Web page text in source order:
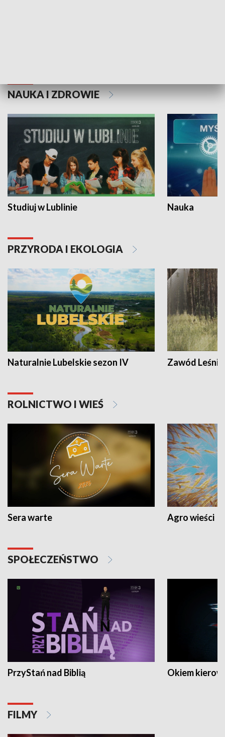
NAUKA I ZDROWIE
Studiuj w Lublinie Nauka
PRZYRODA I EKOLOGIA
Naturalnie Lubelskie sezon IV Zawód Leśnik
ROLNICTWO I WIEŚ
Sera warte Agro wieści
SPOŁECZEŃSTWO
PrzyStań nad Biblią Okiem
FILMY